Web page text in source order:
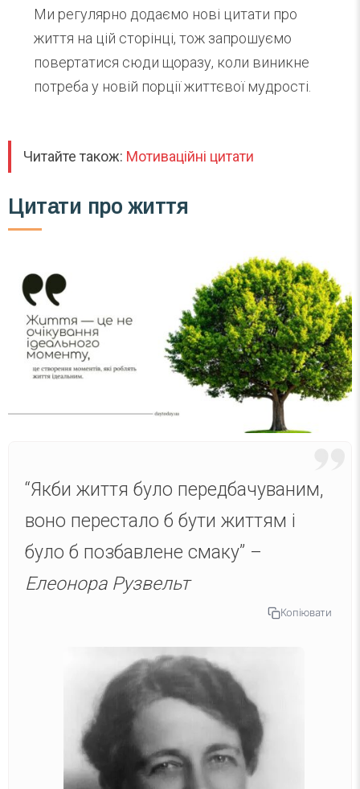
Ми регулярно додаємо нові цитати про
життя на цій сторінці, тож запрошуємо
повертатися сюди щоразу, коли виникне
потреба у новій порції життєвої мудрості.
Читайте також: Мотиваційні цитати
Цитати про життя
“Якби життя було передбачуваним,
воно перестало б бути життям і
було б позбавлене смаку” –
Елеонора Рузвельт
Копіювати